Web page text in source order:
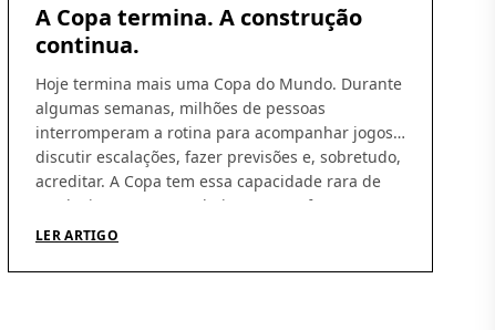
A Copa termina. A construção
continua.
Hoje termina mais uma Copa do Mundo. Durante
algumas semanas, milhões de pessoas
interromperam a rotina para acompanhar jogos,
discutir escalações, fazer previsões e, sobretudo,
acreditar. A Copa tem essa capacidade rara de
produzir esperança coletiva. De nos fazer
imaginar que, daqui a pouco, tudo pode dar
essa seja sua […]
LER ARTIGO